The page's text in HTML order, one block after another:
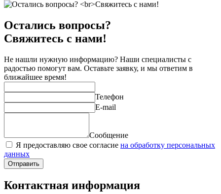
Остались вопросы?
Свяжитесь с нами!
Не нашли нужную информацию? Наши специалисты с
радостью помогут вам. Оставьте заявку, и мы ответим в
ближайшее время!
Телефон
E-mail
Сообщение
Я предоставляю свое согласие на обработку персональных
данных
Отправить
Контактная информация